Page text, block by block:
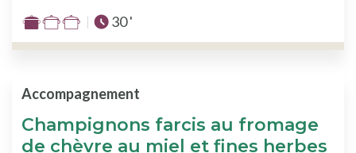
Difficulté
:
sur
Temps total :
30 '
Champignons farcis au fromage
de chèvre au miel et fines herbes
Accompagnement